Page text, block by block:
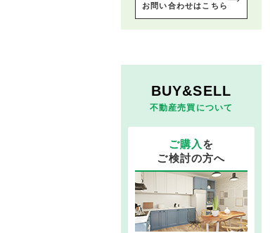
お問い合わせはこちら
BUY&SELL
不動産売買について
ご購入 を
ご検討の方へ